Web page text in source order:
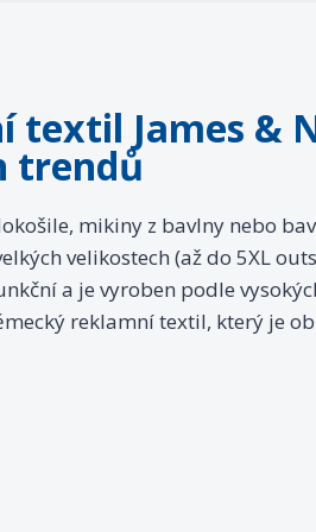
textil James &
trendů
mikiny z bavlny nebo
velikostech (až do 5XL
a je vyroben podle
reklamní textil, který je